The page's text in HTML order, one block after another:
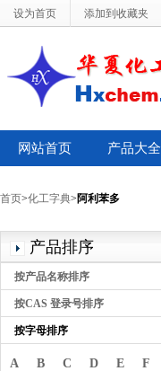
设为首页 添加到收藏夹
网站首页 产品大全
首页>化工字典> 阿利苯多
产品排序
按产品名称排序
按CAS 登录号排序
按字母排序
A B C D E F